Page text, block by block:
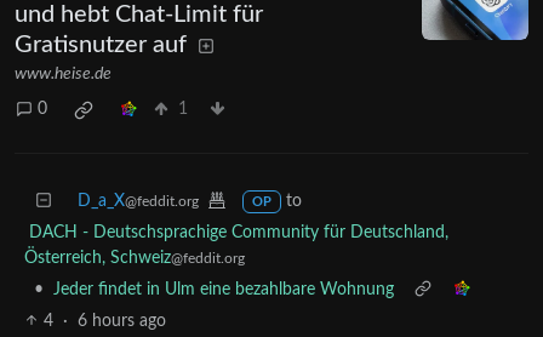
und hebt Chat-Limit für
Gratisnutzer auf
www.heise.de
0 1
D_a_X@feddit.org OP
to
DACH - Deutschsprachige Community für Deutschland,
Österreich, Schweiz@feddit.org
•
Jeder findet in Ulm eine bezahlbare Wohnung
4
· 6 hours ago